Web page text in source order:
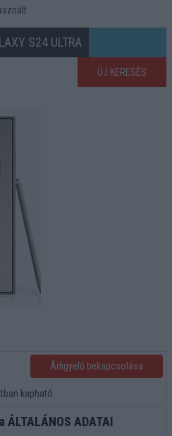
S24 ULTRA
ÚJ KERESÉS
Árfigyelő bekapcsolása
kapható
ADATAI